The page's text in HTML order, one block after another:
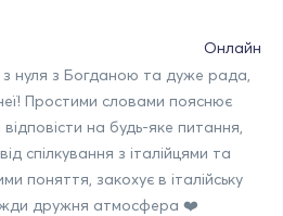
Онлайн
з нуля з Богданою та дуже рада,
Простими словами пояснює
на будь-яке питання,
спілкування з італійцями та
поняття, закохує в італійську
дружня атмосфера ❤️